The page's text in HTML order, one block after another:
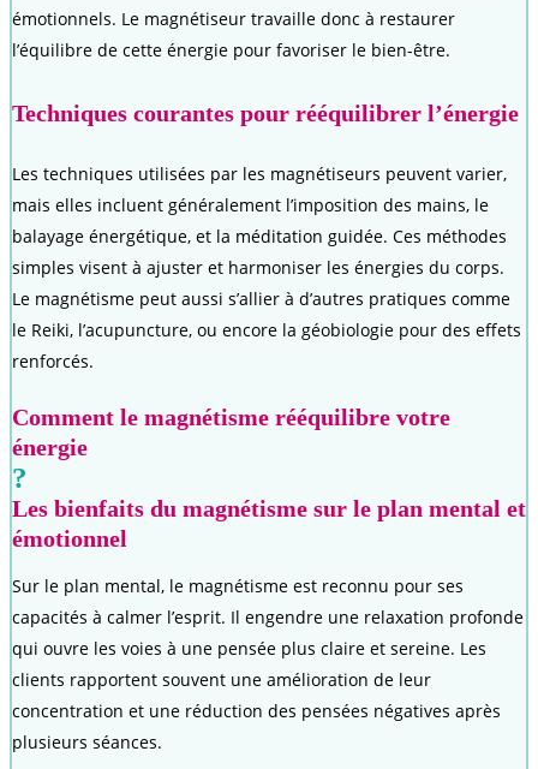
émotionnels. Le magnétiseur travaille donc à restaurer
l’équilibre de cette énergie pour favoriser le bien-être.
Techniques courantes pour rééquilibrer l’énergie
Les techniques utilisées par les magnétiseurs peuvent varier,
mais elles incluent généralement l’imposition des mains, le
balayage énergétique, et la méditation guidée. Ces méthodes
simples visent à ajuster et harmoniser les énergies du corps.
Le magnétisme peut aussi s’allier à d’autres pratiques comme
le Reiki, l’acupuncture, ou encore la géobiologie pour des effets
renforcés.
Comment le magnétisme rééquilibre votre
énergie
?
Les bienfaits du magnétisme sur le plan mental et
émotionnel
Sur le plan mental, le magnétisme est reconnu pour ses
capacités à calmer l’esprit. Il engendre une relaxation profonde
qui ouvre les voies à une pensée plus claire et sereine. Les
clients rapportent souvent une amélioration de leur
concentration et une réduction des pensées négatives après
plusieurs séances.